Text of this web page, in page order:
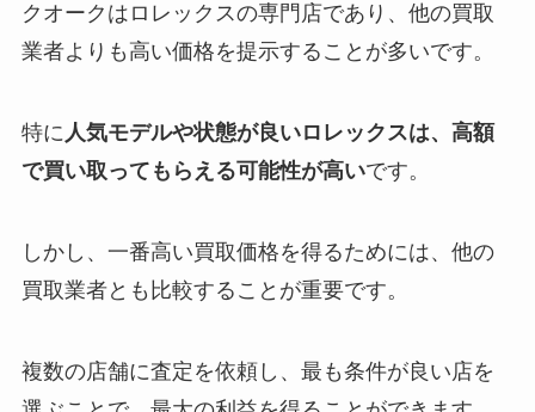
クオークはロレックスの専門店であり、他の買取
業者よりも高い価格を提示することが多いです。
特に人気モデルや状態が良いロレックスは、高額
で買い取ってもらえる可能性が高いです。
しかし、一番高い買取価格を得るためには、他の
買取業者とも比較することが重要です。
複数の店舗に査定を依頼し、最も条件が良い店を